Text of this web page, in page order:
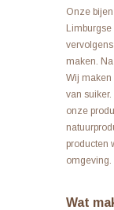
Onze
maken.
Wij
van
onze
producten
omgeving.
Wat